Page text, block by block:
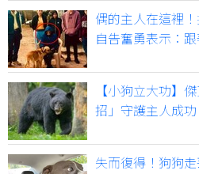
偶的主人在這裡
自告奮勇表示：
【小狗立大功】
招」守護主人成
失而復得！狗狗